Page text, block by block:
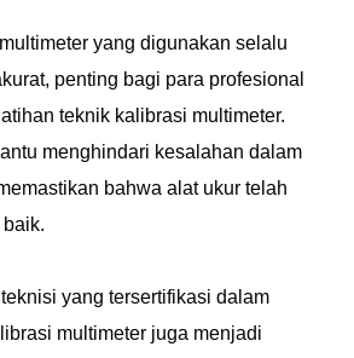
yang digunakan selalu
penting bagi para profesional
teknik kalibrasi multimeter.
menghindari kesalahan dalam
bahwa alat ukur telah
yang tersertifikasi dalam
multimeter juga menjadi